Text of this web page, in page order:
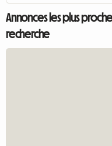
Annonces les plus
recherche